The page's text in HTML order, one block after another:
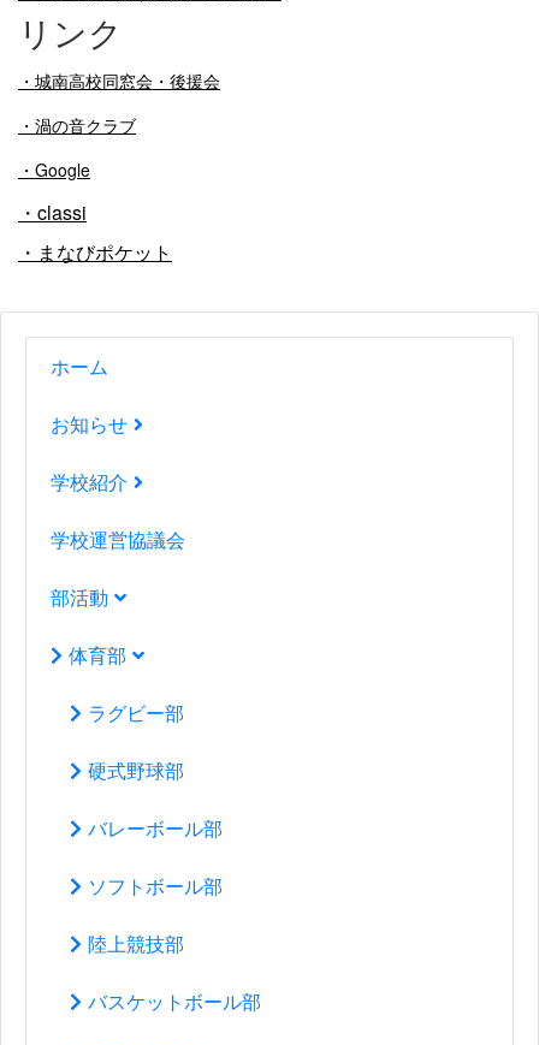
リンク
・ 城南高校同窓会・後援会
・渦の音クラブ
・Google
・classi
・まなびポケット
ホーム
お知らせ
学校紹介
学校運営協議会
部活動
体育部
ラグビー部
硬式野球部
バレーボール部
ソフトボール部
陸上競技部
バスケットボール部